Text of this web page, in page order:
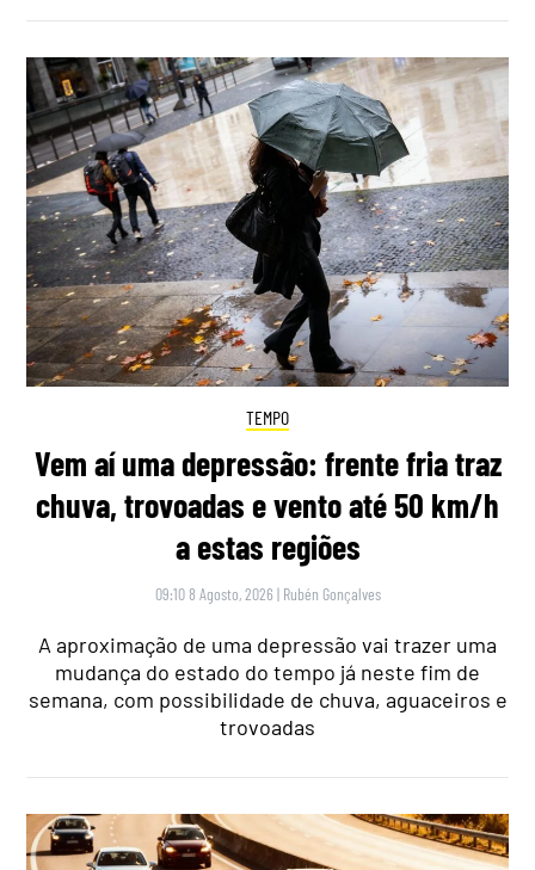
TEMPO
Vem aí uma depressão: frente fria traz
chuva, trovoadas e vento até 50 km/h
a estas regiões
09:10 8 Agosto, 2026 | Rubén Gonçalves
A aproximação de uma depressão vai trazer uma
mudança do estado do tempo já neste fim de
semana, com possibilidade de chuva, aguaceiros e
trovoadas